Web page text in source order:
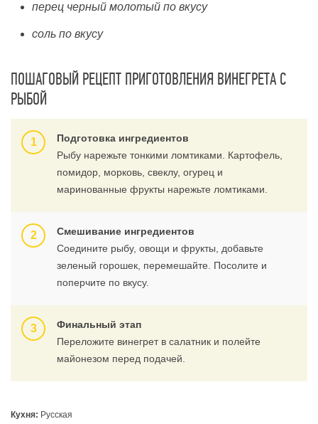
перец черный молотый по вкусу
соль по вкусу
ПОШАГОВЫЙ РЕЦЕПТ ПРИГОТОВЛЕНИЯ ВИНЕГРЕТА С
РЫБОЙ
Подготовка ингредиентов
Рыбу нарежьте тонкими ломтиками. Картофель,
помидор, морковь, свеклу, огурец и
маринованные фрукты нарежьте ломтиками.
Смешивание ингредиентов
Соедините рыбу, овощи и фрукты, добавьте
зеленый горошек, перемешайте. Посолите и
поперчите по вкусу.
Финальный этап
Переложите винегрет в салатник и полейте
майонезом перед подачей.
Кухня: Русская